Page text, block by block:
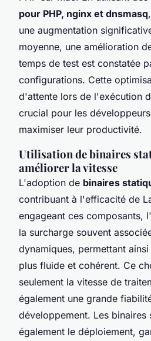
pour PHP, nginx et dnsmasq
une augmentation
moyenne, une amélioration
temps de test est constatée
configurations. Cette
d'attente lors de l'exécution
crucial pour les
maximiser leur productivité.
Utilisation de binaires
améliorer la vitesse
L'adoption de binaires
contribuant à l'efficacité de
engageant ces composants,
la surcharge souvent
dynamiques, permettant
plus fluide et cohérent. Ce
seulement la vitesse de
également une grande
développement. Les binaires
également le déploiement,